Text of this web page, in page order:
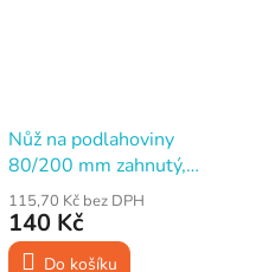
Nůž na podlahoviny
80/200 mm zahnutý,
rukojeť plast
115,70 Kč bez DPH
140 Kč
Do košíku